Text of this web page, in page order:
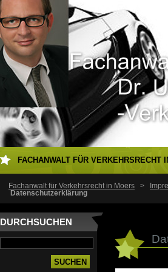
Fachanwalt für Verkehrsrecht in Moers >
Datenschutzerklärung
DURCHSUCHEN
FACHANWALT FÜR VERKEHRSRECHT